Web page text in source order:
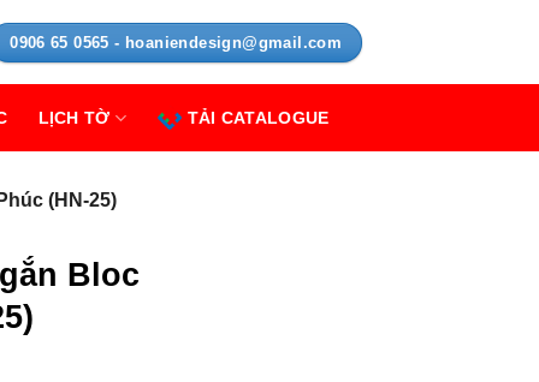
0906 65 0565 - hoaniendesign@gmail.com
LỊCH TỜ TẢI CATALOGUE
(HN-25)
Bloc